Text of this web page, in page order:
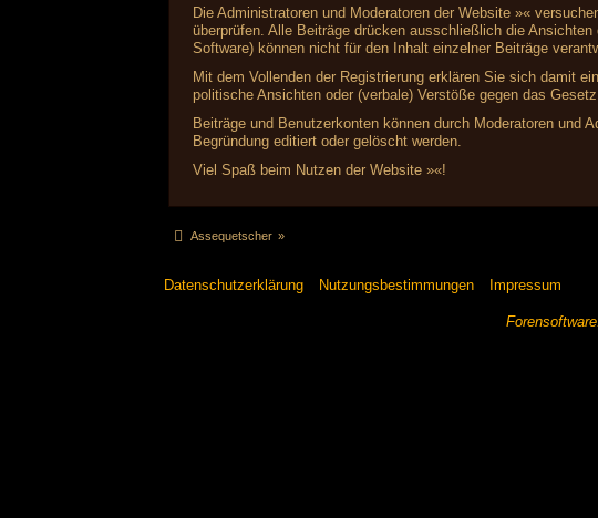
Die Administratoren und Moderatoren der Website »«
überprüfen. Alle Beiträge drücken ausschließlich die
Software) können nicht für den Inhalt einzelner Beiträge
Mit dem Vollenden der Registrierung erklären Sie sich damit
politische Ansichten oder (verbale) Verstöße gegen das
Beiträge und Benutzerkonten können durch Moderatoren und
Begründung editiert oder gelöscht werden.
Viel Spaß beim Nutzen der Website »«!
Assequetscher »
Datenschutzerklärung Nutzungsbestimmungen Impressum